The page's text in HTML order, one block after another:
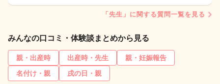
「先生」に関する質問一覧を見る
みんなの口コミ・体験談まとめから見る
親・出産時 出産時・先生
親・妊娠報告
名付け・親
戌の日・親